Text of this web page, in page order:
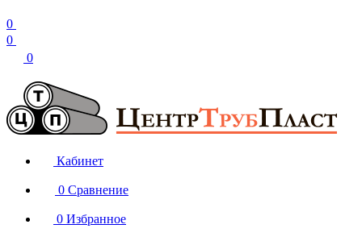
0
0
0
Кабинет
0 Сравнение
0 Избранное